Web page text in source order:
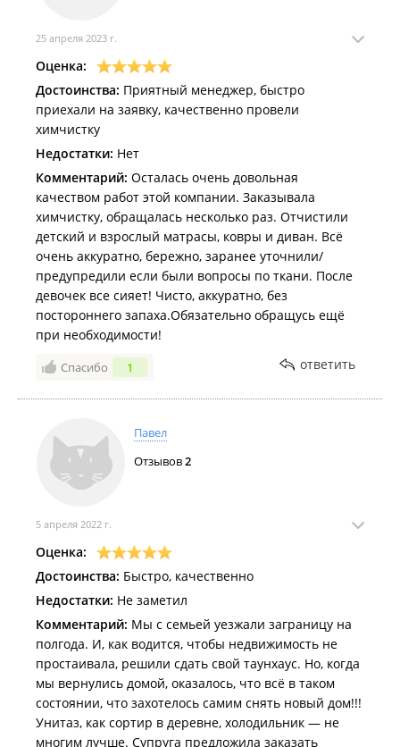
25 апреля 2023 г.
Оценка:
Достоинства: Приятный менеджер, быстро
приехали на заявку, качественно провели
химчистку
Недостатки: Нет
Комментарий: Осталась очень довольная
качеством работ этой компании. Заказывала
химчистку, обращалась несколько раз. Отчистили
детский и взрослый матрасы, ковры и диван. Всё
очень аккуратно, бережно, заранее уточнили/
предупредили если были вопросы по ткани. После
девочек все сияет! Чисто, аккуратно, без
постороннего запаха.Обязательно обращусь ещё
при необходимости!
Спасибо 1 ответить
Павел
Отзывов2
5 апреля 2022 г.
Оценка:
Достоинства: Быстро, качественно
Недостатки: Не заметил
Комментарий: Мы с семьей уезжали заграницу на
полгода. И, как водится, чтобы недвижимость не
простаивала, решили сдать свой таунхаус. Но, когда
мы вернулись домой, оказалось, что всё в таком
состоянии, что захотелось самим снять новый дом!!!
Унитаз, как сортир в деревне, холодильник — не
многим лучше. Супруга предложила заказать